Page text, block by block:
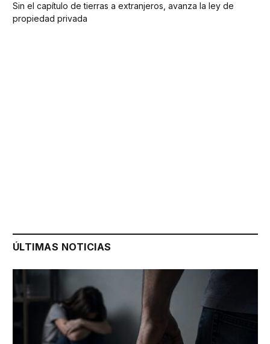
Sin el capítulo de tierras a extranjeros, avanza la ley de
propiedad privada
ÚLTIMAS NOTICIAS